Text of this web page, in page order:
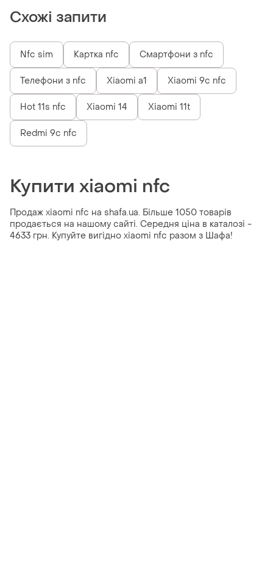
Схожі запити
Nfc sim Картка nfc Смартфони з nfc
Телефони з nfc Xiaomi a1 Xiaomi 9c nfc
Hot 11s nfc Xiaomi 14 Xiaomi 11t
Redmi 9c nfc
Купити xiaomi nfc
Продаж xiaomi nfc на shafa.ua. Більше 1050 товарів
продається на нашому сайті. Середня ціна в каталозі -
4633 грн. Купуйте вигідно xiaomi nfc разом з Шафа!